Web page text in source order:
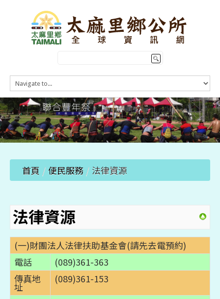
HOME
訊息公告
本鄉簡介
公所介紹
觀光導覽
首頁 /便民服務 / 法律資源
法律資源
(一)財團法人法律扶助基金會(請先去電預約)
電話
(089)361-363
傳真地
址
(089)361-153